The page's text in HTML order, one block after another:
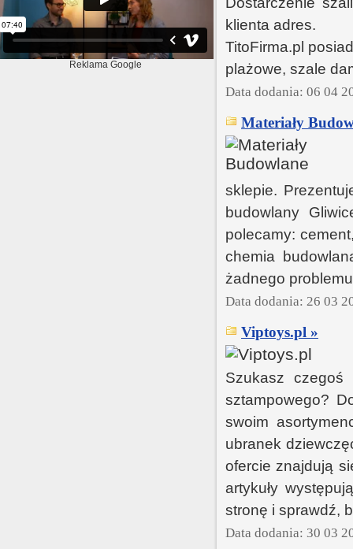
Reklama Google
klienta adres.
TitoFirma.pl
plażowe, szale
Data dodania: 06 04
Materiały
sklepie.
budowlany
polecamy:
chemia
żadnego
Data dodania: 26 03
Viptoys.pl »
Szukasz
sztampowego?
swoim
ubranek
ofercie znajdują
artykuły
stronę i sprawdź,
Data dodania: 30 03